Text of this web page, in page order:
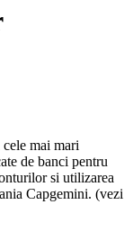
mai mari
de banci pentru
si utilizarea
Capgemini. (vezi